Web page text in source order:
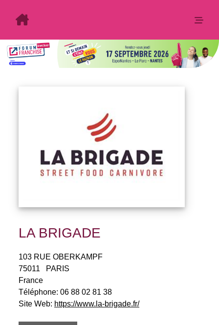
LA BRIGADE
103 RUE OBERKAMPF
75011
PARIS
France
Téléphone: 06 88 02 81 38
Site Web: https://www.la-brigade.fr/